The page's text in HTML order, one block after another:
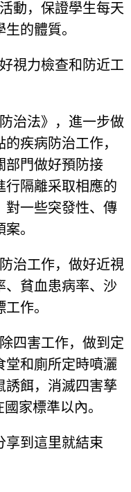
動，保證學生每天
的體質。
視力檢查和防近工
治法》，進一步做
疾病防治工作，
部門做好預防接
行隔離采取相應的
對一些突發性、傳
。
治工作，做好近視
、貧血患病率、沙
作。
四害工作，做到定
堂和廁所定時噴灑
誘餌，消滅四害孳
家標準以內。
享到這里就結束